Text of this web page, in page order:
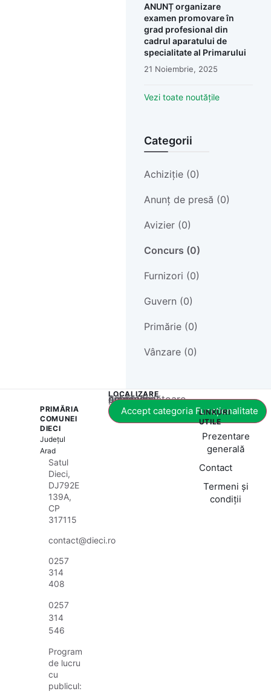
ANUNȚ organizare
examen promovare în
grad profesional din
cadrul aparatului de
specialitate al Primarului
21 Noiembrie, 2025
Vezi toate noutățile
Categorii
Achiziție (0)
Anunț de presă (0)
Avizier (0)
Concurs (0)
Furnizori (0)
Guvern (0)
Primărie (0)
Vânzare (0)
PRIMĂRIA
COMUNEI
DIECI
Județul
Arad
Satul
Dieci,
DJ792E
139A,
CP
317115
contact@dieci.ro
0257
314
408
0257
314
546
Program
de lucru
cu
publicul:
LOCALIZARE
Acest conținut este blocat până când acceptați categoria corespunzătoare de cookie-uri.
Accept categoria Funcționalitate
LINKURI
UTILE
Prezentare
generală
Contact
Termeni și
condiții